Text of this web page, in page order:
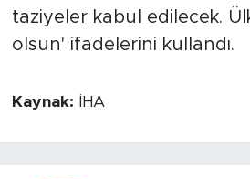
taziyeler kabul edilecek.
olsun' ifadelerini kullandı.
Kaynak: İHA